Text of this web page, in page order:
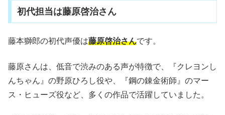
初代担当は藤原啓治さん
藤本獅郎の初代声優は藤原啓治さんです。
藤原さんは、低音で渋みのある声が特徴で、『クレヨンし
んちゃん』の野原ひろし役や、『鋼の錬金術師』のマー
ス・ヒューズ役など、多くの作品で活躍していました。